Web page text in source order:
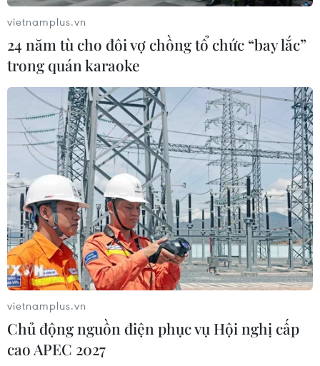
vietnamplus.vn
24 năm tù cho đôi vợ chồng tổ chức “bay lắc”
trong quán karaoke
vietnamplus.vn
Chủ động nguồn điện phục vụ Hội nghị cấp
cao APEC 2027